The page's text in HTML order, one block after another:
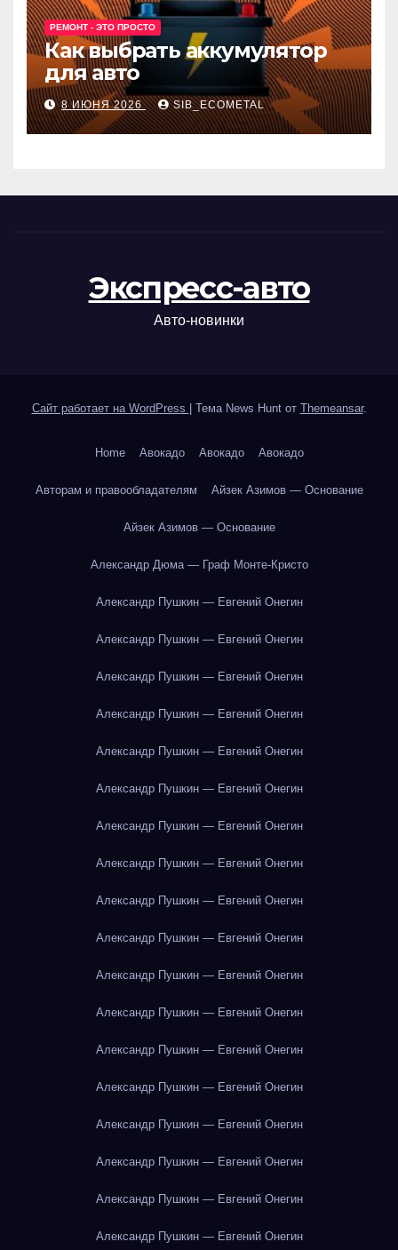
РЕМОНТ - ЭТО ПРОСТО
Как выбрать аккумулятор
для авто
8 ИЮНЯ 2026 SIB_ECOMETAL
Экспресс-авто
Авто-новинки
Сайт работает на WordPress Тема News Hunt от Themeansar.
Home Авокадо Авокадо Авокадо
Авторам и правообладателям Айзек Азимов — Основание
Айзек Азимов — Основание
Александр Дюма — Граф Монте-Кристо
Александр Пушкин — Евгений Онегин
Александр Пушкин — Евгений Онегин
Александр Пушкин — Евгений Онегин
Александр Пушкин — Евгений Онегин
Александр Пушкин — Евгений Онегин
Александр Пушкин — Евгений Онегин
Александр Пушкин — Евгений Онегин
Александр Пушкин — Евгений Онегин
Александр Пушкин — Евгений Онегин
Александр Пушкин — Евгений Онегин
Александр Пушкин — Евгений Онегин
Александр Пушкин — Евгений Онегин
Александр Пушкин — Евгений Онегин
Александр Пушкин — Евгений Онегин
Александр Пушкин — Евгений Онегин
Александр Пушкин — Евгений Онегин
Александр Пушкин — Евгений Онегин
Александр Пушкин — Евгений Онегин